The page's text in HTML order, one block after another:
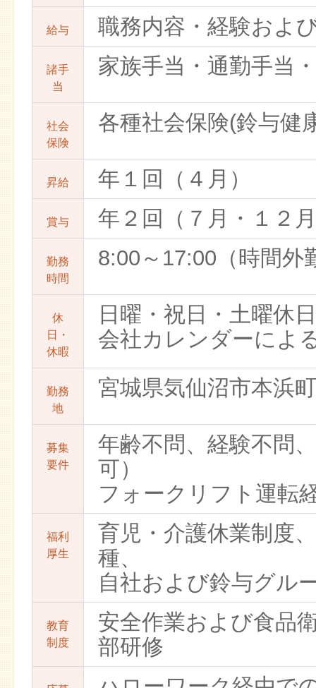
給与 職務内容・経験およ
諸手
当
家族手当・通勤手当
社会
保険
各種社会保険(鈴与健
昇給 年１回（４月）
賞与 年２回（７月・１２
勤務
時間
8:00～17:00（時間外
休
日・
休暇
日曜・祝日・土曜休
会社カレンダーによ
勤務
地
宮城県気仙沼市本浜
募集
要件
年齢不問、経験不問
可）
フォークリフト運転
福利
厚生
育児・介護休業制度
種、
自社および鈴与グル
教育
制度
安全作業および食品
部研修